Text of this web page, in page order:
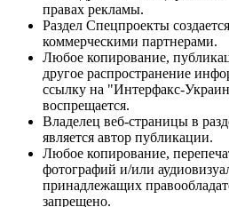
правах рекламы.
Раздел Спецпроекты
коммерческими партнерами.
Любое копирование,
другое распространение
ссылку на "Интерфакс-
воспрещается.
Владелец веб-страницы в
является автор публикации.
Любое копирование,
фотографий и/или
принадлежащих
запрещено.